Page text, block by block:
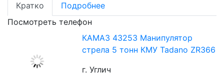
Кратко
Подробнее
Посмотреть телефон
КАМАЗ 43253 Манипулятор
стрела 5 тонн КМУ Tadano ZR366
г. Углич